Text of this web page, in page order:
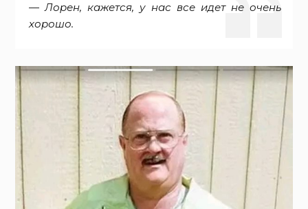
— Лорен, кажется, у нас все идет не очень
хорошо.